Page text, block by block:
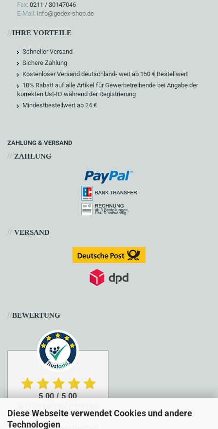
Diese Webseite verwendet Cookies und andere
Technologien
Fax: 0211 / 30147046
E-Mail: info@gedex-shop.de
//IHRE VORTEILE
Schneller Versand
Sichere Zahlung
Kostenloser Versand deutschland- weit ab 150 € Bestellwert
10% Rabatt auf alle Artikel für Gewerbetreibende bei Angabe der
korrekten Ust-ID während der Registrierung
Mindestbestellwert ab 24 €
ZAHLUNG & VERSAND
// ZAHLUNG
// VERSAND
//BEWERTUNG